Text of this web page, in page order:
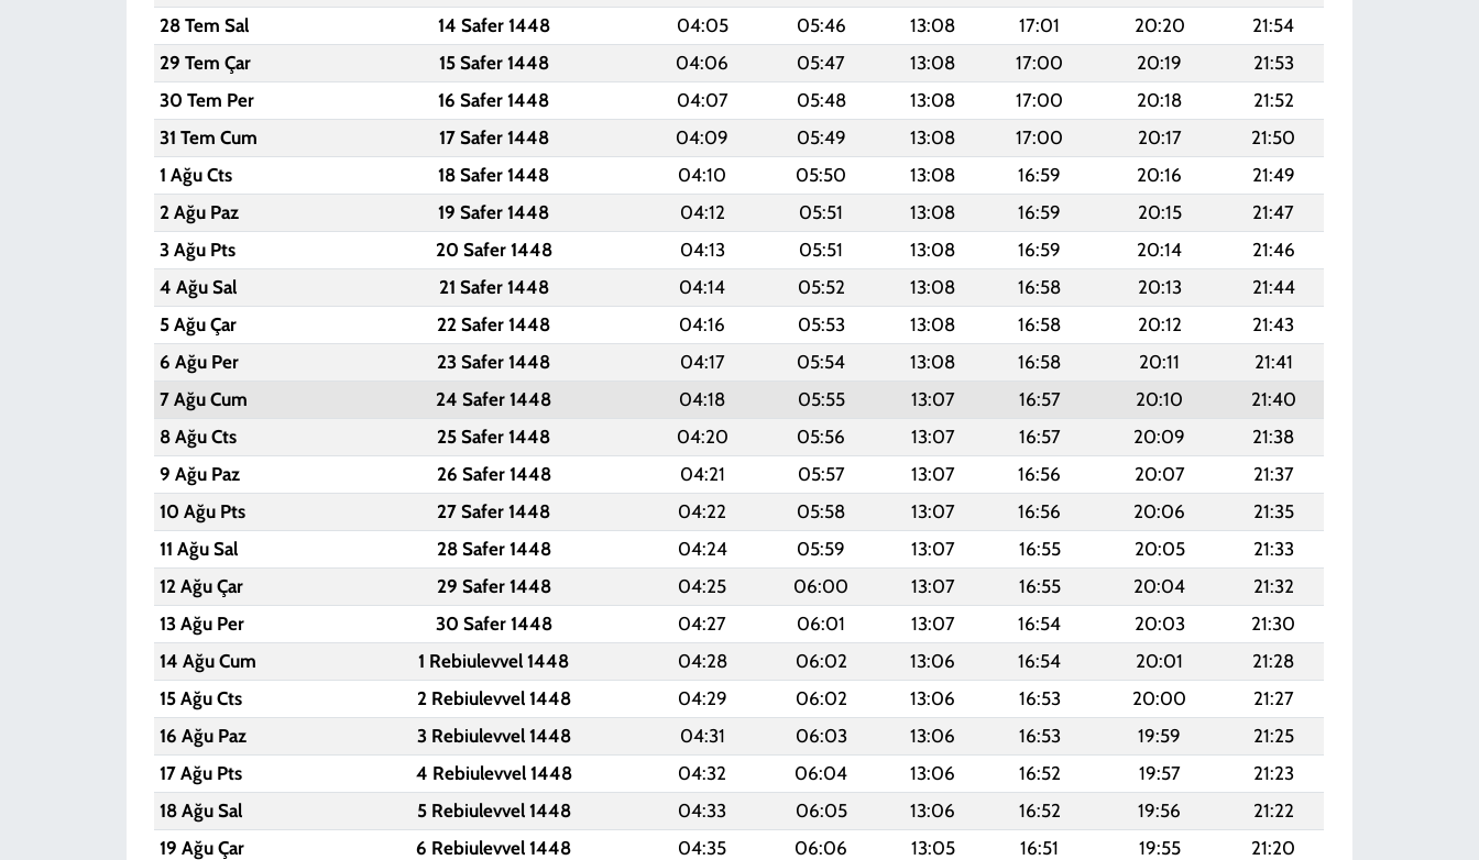
28 Tem Sal
14 Safer 1448 04:05 05:46 13:08 17:01 20:20
21:54
29 Tem Çar
15 Safer 1448 04:06 05:47 13:08 17:00 20:19
21:53
30 Tem Per
16 Safer 1448 04:07 05:48 13:08 17:00 20:18
21:52
31 Tem Cum
17 Safer 1448 04:09 05:49 13:08 17:00 20:17
21:50
1 Ağu Cts
18 Safer 1448 04:10 05:50 13:08 16:59 20:16
21:49
2 Ağu Paz
19 Safer 1448 04:12 05:51 13:08 16:59 20:15
21:47
3 Ağu Pts
20 Safer 1448 04:13 05:51 13:08 16:59 20:14
21:46
4 Ağu Sal
21 Safer 1448 04:14 05:52 13:08 16:58 20:13
21:44
5 Ağu Çar
22 Safer 1448 04:16 05:53 13:08 16:58 20:12
21:43
6 Ağu Per
23 Safer 1448 04:17 05:54 13:08 16:58 20:11
21:41
7 Ağu Cum
24 Safer 1448 04:18 05:55 13:07 16:57 20:10
21:40
8 Ağu Cts
25 Safer 1448 04:20 05:56 13:07 16:57 20:09
21:38
9 Ağu Paz
26 Safer 1448 04:21 05:57 13:07 16:56 20:07
21:37
10 Ağu Pts
27 Safer 1448 04:22 05:58 13:07 16:56 20:06
21:35
11 Ağu Sal
28 Safer 1448 04:24 05:59 13:07 16:55 20:05
21:33
12 Ağu Çar
29 Safer 1448 04:25 06:00 13:07 16:55 20:04
21:32
13 Ağu Per
30 Safer 1448 04:27 06:01 13:07 16:54 20:03
21:30
14 Ağu Cum
1 Rebiulevvel 1448 04:28 06:02 13:06 16:54 20:01
21:28
15 Ağu Cts
2 Rebiulevvel 1448 04:29 06:02 13:06 16:53 20:00
21:27
16 Ağu Paz
3 Rebiulevvel 1448 04:31 06:03 13:06 16:53 19:59
21:25
17 Ağu Pts
4 Rebiulevvel 1448 04:32 06:04 13:06 16:52 19:57
21:23
18 Ağu Sal
5 Rebiulevvel 1448 04:33 06:05 13:06 16:52 19:56
21:22
19 Ağu Çar
6 Rebiulevvel 1448 04:35 06:06 13:05 16:51 19:55
21:20